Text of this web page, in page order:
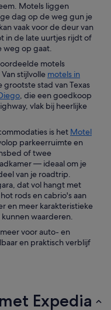
Motels liggen
dag op de weg gun je
vaak voor de deur van
in de late uurtjes rijdt of
weg op gaat.
motels
stijlvolle motels in
stad van Texas
, die een goedkoop
vlak bij heerlijke
is het Motel
parkeerruimte en
of twee
— ideaal om je
van je roadtrip.
dat vol hangt met
rods en cabrio's aan
en meer karakteristieke
waarderen.
voor auto- en
en praktisch verblijf
Expedia